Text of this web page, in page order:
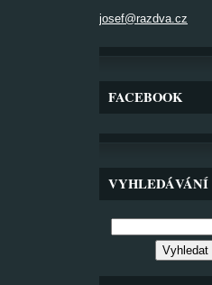
josef@razdva.cz
FACEBOOK
VYHLEDÁVÁNÍ